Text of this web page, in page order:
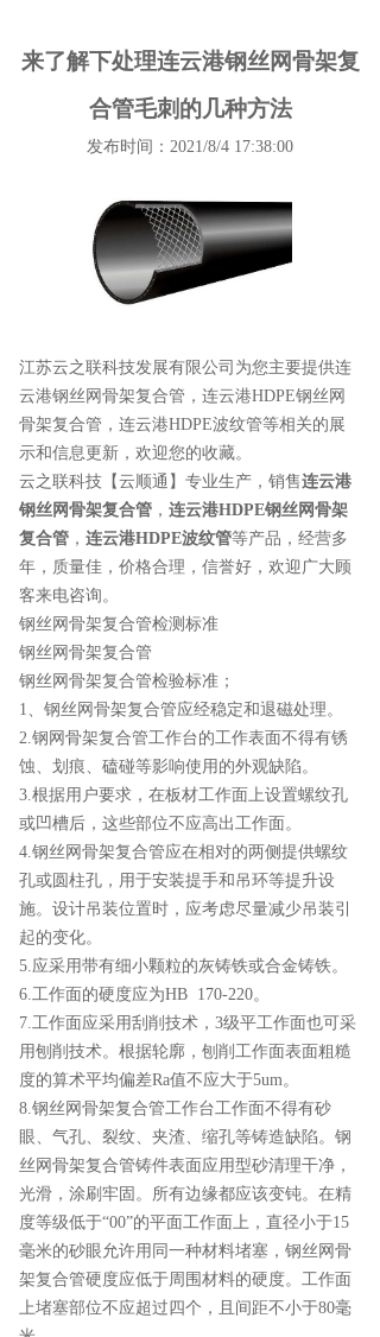
来了解下处理连云港钢丝网骨架复
合管毛刺的几种方法
发布时间：2021/8/4 17:38:00
江苏云之联科技发展有限公司为您主要提供连
云港钢丝网骨架复合管 ，连云港HDPE钢丝网
骨架复合管，连云港HDPE波纹管等相关的展
示和信息更新，欢迎您的收藏。
云之联科技【云顺通】专业生产，销售连云港
钢丝网骨架复合管 ， 连云港HDPE钢丝网骨架
复合管 ， 连云港HDPE波纹管等产品，经营多
年，质量佳，价格合理，信誉好，欢迎广大顾
客来电咨询。
钢丝网骨架复合管检测标准
钢丝网骨架复合管
钢丝网骨架复合管检验标准；
1、钢丝网骨架复合管应经稳定和退磁处理。
2.钢网骨架复合管工作台的工作表面不得有锈
蚀、划痕、磕碰等影响使用的外观缺陷。
3.根据用户要求，在板材工作面上设置螺纹孔
或凹槽后，这些部位不应高出工作面。
4.钢丝网骨架复合管应在相对的两侧提供螺纹
孔或圆柱孔，用于安装提手和吊环等提升设
施。设计吊装位置时，应考虑尽量减少吊装引
起的变化。
5.应采用带有细小颗粒的灰铸铁或合金铸铁。
6.工作面的硬度应为HB 170-220。
7.工作面应采用刮削技术，3级平工作面也可采
用刨削技术。根据轮廓，刨削工作面表面粗糙
度的算术平均偏差Ra值不应大于5um。
8.钢丝网骨架复合管工作台工作面不得有砂
眼、气孔、裂纹、夹渣、缩孔等铸造缺陷。钢
丝网骨架复合管铸件表面应用型砂清理干净，
光滑，涂刷牢固。所有边缘都应该变钝。在精
度等级低于“00”的平面工作面上，直径小于15
毫米的砂眼允许用同一种材料堵塞，钢丝网骨
架复合管硬度应低于周围材料的硬度。工作面
上堵塞部位不应超过四个，且间距不小于80毫